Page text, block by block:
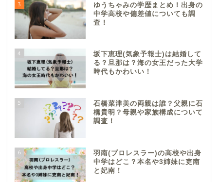
3
ゆうちゃみの学歴まとめ！出身の
中学高校や偏差値についても調
査！
4
坂下恵理(気象予報士)は結婚して
る？旦那は？海の女王だった大学
時代もかわいい！
5
石橋菜津美の両親は誰？父親に石
橋貴明？母親や家族構成について
調査！
6
羽南(プロレスラー)の高校や出身
中学はどこ？本名や3姉妹に吏南
と妃南！